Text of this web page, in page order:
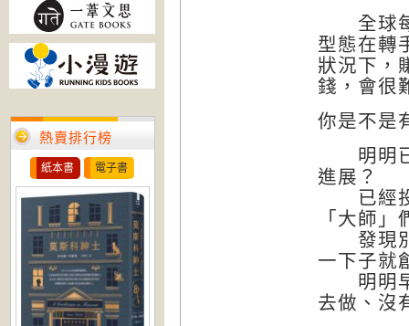
熱賣排行榜
紙本書 電子書
全球每
型態在轉
狀況下，
錢，會很
你是不是
明明已
進展？
已經投
「大師
發現別
一下子就
明明早
去做、沒